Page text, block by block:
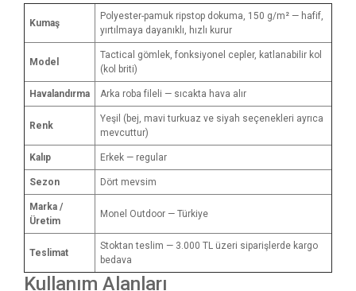
Kumaş
Polyester-pamuk ripstop dokuma, 150 g/m² — hafif,
yırtılmaya dayanıklı, hızlı kurur
Model
Tactical gömlek, fonksiyonel cepler, katlanabilir kol
(kol briti)
Havalandırma Arka roba fileli — sıcakta hava alır
Renk
Yeşil (bej, mavi turkuaz ve siyah seçenekleri ayrıca
mevcuttur)
Kalıp Erkek — regular
Sezon Dört mevsim
Marka /
Üretim
Monel Outdoor — Türkiye
Teslimat
Stoktan teslim — 3.000 TL üzeri siparişlerde kargo
bedava
Kullanım Alanları